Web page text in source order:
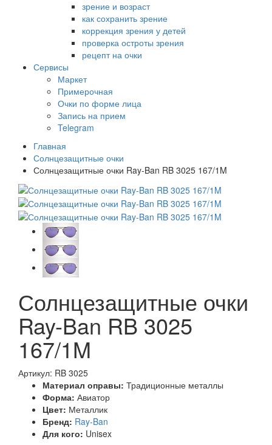
зрение и возраст
как сохранить зрение
коррекция зрения у детей
проверка остроты зрения
рецепт на очки
Сервисы
Маркет
Примерочная
Очки по форме лица
Запись на прием
Telegram
Главная
Солнцезащитные очки
Солнцезащитные очки Ray-Ban RB 3025 167/1M
Солнцезащитные очки
Ray-Ban RB 3025
167/1M
Артикул: RB 3025
Материал оправы: Традиционные металлы
Форма: Авиатор
Цвет: Металлик
Бренд: Ray-Ban
Для кого: Unisex